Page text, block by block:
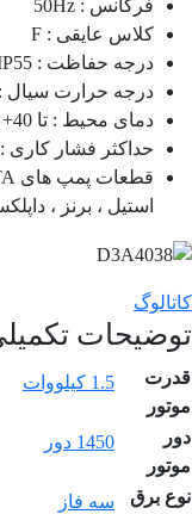
فرکانس : 50Hz
کلاس عایقی : F
درجه حفاظت : IP54 , IP55
درجه حرارت سیال : 10- تا 90+ درجه سانتیگراد
دمای محیط : تا 40+ درجه سانتیگراد
حداکثر فشار کاری : تا 10
استیل ، برنز ،
کاتالوگ
توضیحات
قدرت
موتور
1.5 کیلووات
دور
موتور
1450 دور
نوع برق
سه فاز